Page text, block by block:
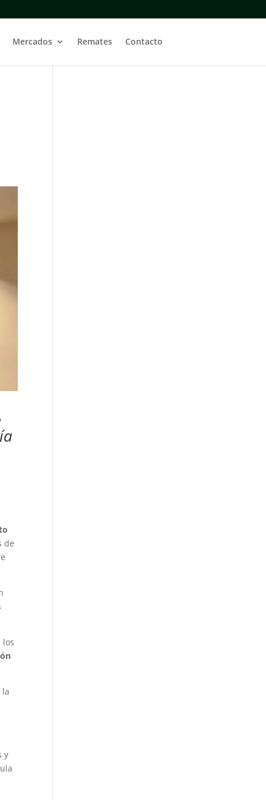
Mercados Remates Contacto
de
los
la
y